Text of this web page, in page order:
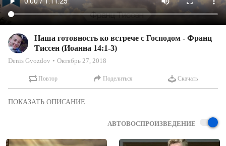
Наша готовность ко встрече с Господом - Франц
Тиссен (Иоанна 14:1-3)
Denis Gvozdov Октябрь 27, 2018
Повтор Поделиться Скачать
1. Да не смущается сердце ваше; веруйте в Бога и в Меня веруйте.
3. И когда пойду и приготовлю вам место, приду опять и возьму
14:1-3)
АВТОВОСПРОИЗВЕДЕНИЕ